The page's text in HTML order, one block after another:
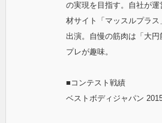
の実現を目指す。自社が
材サイト「マッスルプラ
出演。自慢の筋肉は「大
プレが趣味。
■コンテスト戦績
ベストボディジャパン